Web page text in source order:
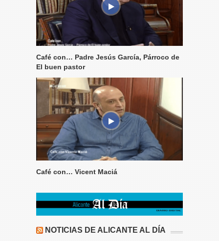
Café con… Padre Jesús García, Párroco de
El buen pastor
Café con… Vicent Maciá
NOTICIAS DE ALICANTE AL DÍA